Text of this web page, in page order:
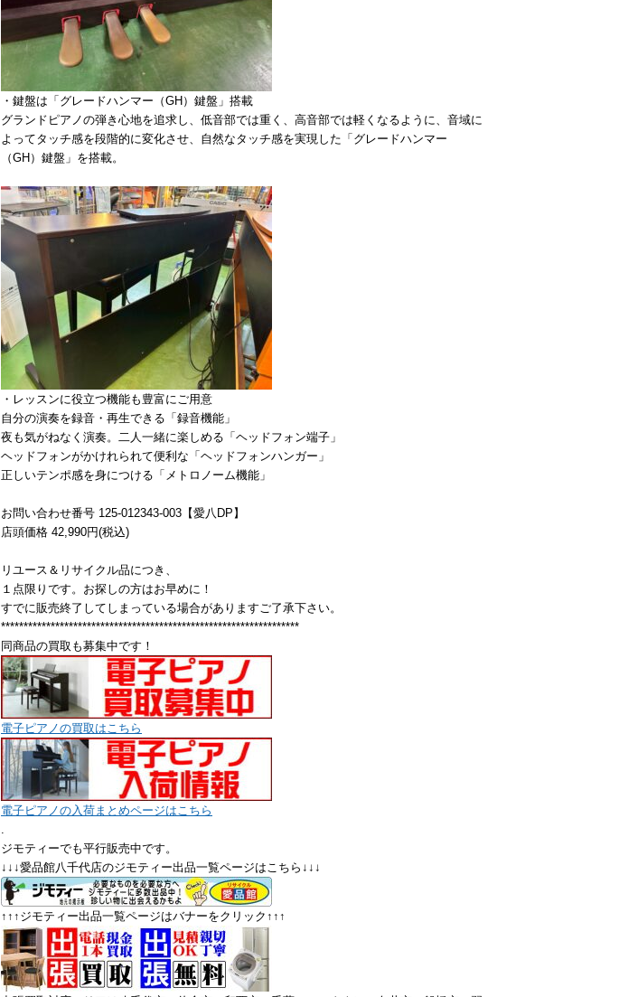
・鍵盤は「グレードハンマー（GH）鍵盤」搭載
グランドピアノの弾き心地を追求し、低音部では重く、高音部では軽くなるように、音域に
よってタッチ感を段階的に変化させ、自然なタッチ感を実現した「グレードハンマー
（GH）鍵盤」を搭載。
・レッスンに役立つ機能も豊富にご用意
自分の演奏を録音・再生できる「録音機能」
夜も気がねなく演奏。二人一緒に楽しめる「ヘッドフォン端子」
ヘッドフォンがかけれられて便利な「ヘッドフォンハンガー」
正しいテンポ感を身につける「メトロノーム機能」
お問い合わせ番号 125-012343-003【愛八DP】
店頭価格 42,990円(税込)
リユース＆リサイクル品につき、
１点限りです。お探しの方はお早めに！
すでに販売終了してしまっている場合がありますご了承下さい。
******************************************************************
同商品の買取も募集中です！
電子ピアノの買取はこちら
電子ピアノの入荷まとめページはこちら
.
ジモティーでも平行販売中です。
↓↓↓愛品館八千代店のジモティー出品一覧ページはこちら↓↓↓
↑↑↑ジモティー出品一覧ページはバナーをクリック↑↑↑